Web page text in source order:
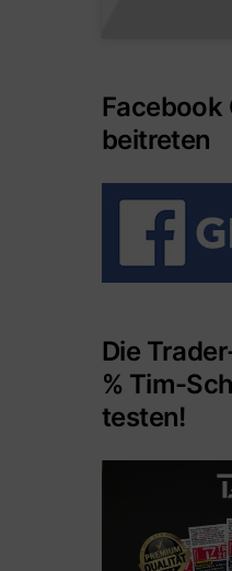
Facebook
beitreten
Die
% Tim-
testen!